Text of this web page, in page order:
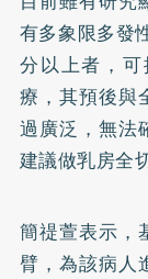
有多象限多發
分以上者，
療，其預後與
過廣泛，無法
建議做乳房全
簡禔萱表示，
臂，為該病人